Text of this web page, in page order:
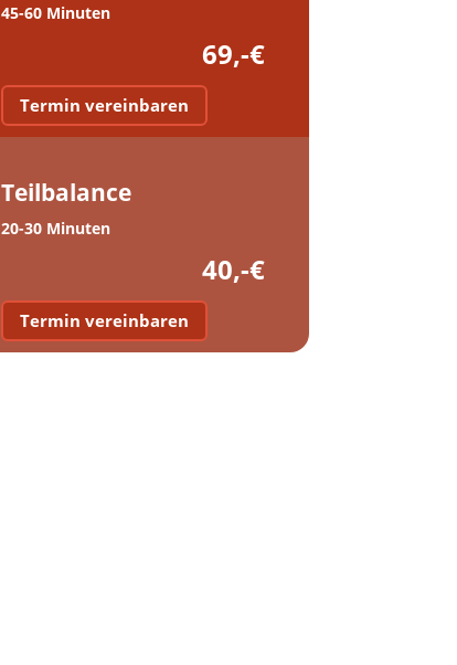
45-60 Minuten
69,-€
Termin vereinbaren
Teilbalance
20-30 Minuten
40,-€
Termin vereinbaren